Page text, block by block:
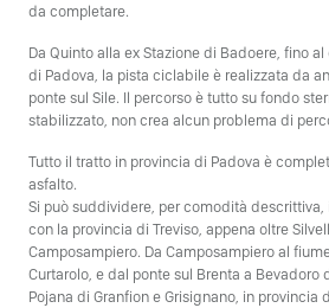
da completare.
Da Quinto alla ex Stazione di Badoere, fino
di Padova, la pista ciclabile è realizzata da
ponte sul Sile. Il percorso è tutto su fondo
stabilizzato, non crea alcun problema di
Tutto il tratto in provincia di Padova è
asfalto.
Si può suddividere, per comodità
con la provincia di Treviso, appena oltre
Camposampiero. Da Camposampiero al
Curtarolo, e dal ponte sul Brenta a Bevadoro
Pojana di Granfion e Grisignano, in provincia